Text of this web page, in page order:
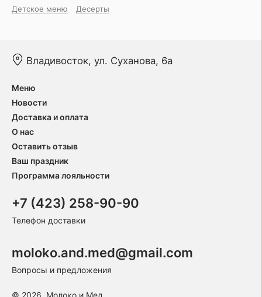
Детское меню
Десерты
Владивосток, ул. Суханова, 6а
Меню
Новости
Доставка и оплата
О нас
Оставить отзыв
Ваш праздник
Программа лояльности
+7 (423) 258-90-90
Телефон доставки
moloko.and.med@gmail.com
Вопросы и предложения